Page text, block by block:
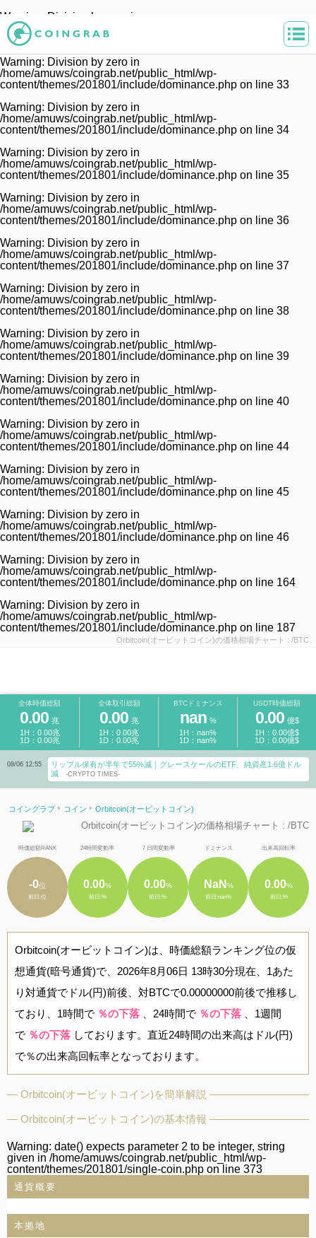
Warning
: Division by zero in
/home/amuws/coingrab.net/public_html/wp-
content/themes/201801/include/dominance.php
32
Warning: Division by zero in
/home/amuws/coingrab.net/public_html/wp-
content/themes/201801/include/dominance.php on line 33
Warning: Division by zero in
/home/amuws/coingrab.net/public_html/wp-
content/themes/201801/include/dominance.php on line 34
Warning: Division by zero in
/home/amuws/coingrab.net/public_html/wp-
content/themes/201801/include/dominance.php on line 35
Warning: Division by zero in
/home/amuws/coingrab.net/public_html/wp-
content/themes/201801/include/dominance.php on line 36
Warning: Division by zero in
/home/amuws/coingrab.net/public_html/wp-
content/themes/201801/include/dominance.php on line 37
Warning: Division by zero in
/home/amuws/coingrab.net/public_html/wp-
content/themes/201801/include/dominance.php on line 38
Warning: Division by zero in
/home/amuws/coingrab.net/public_html/wp-
content/themes/201801/include/dominance.php on line 39
Warning: Division by zero in
/home/amuws/coingrab.net/public_html/wp-
content/themes/201801/include/dominance.php on line 40
Warning: Division by zero in
/home/amuws/coingrab.net/public_html/wp-
content/themes/201801/include/dominance.php on line 44
Warning: Division by zero in
/home/amuws/coingrab.net/public_html/wp-
content/themes/201801/include/dominance.php on line 45
Warning: Division by zero in
/home/amuws/coingrab.net/public_html/wp-
content/themes/201801/include/dominance.php on line 46
Warning: Division by zero in
/home/amuws/coingrab.net/public_html/wp-
content/themes/201801/include/dominance.php on line 164
Warning: Division by zero in
/home/amuws/coingrab.net/public_html/wp-
content/themes/201801/include/dominance.php on line 187
Orbitcoin(オービットコイン)の価格相場チャート : /BTC
全体時価総額 全体取引総額 BTCドミナンス USDT時価総額
0.00 兆
1H：0.00兆
1D：0.00兆
0.00 兆
1H：0.00兆
1D：0.00兆
nan %
1H：nan%
1D：nan%
0.00 億$
1H：0.00億$
1D：0.00億$
08/06 12:55
リップル保有が半年で55%減｜グレースケールのETF、純資産1.6億ドル
減
-CRYPTO TIMES-
コイングラブ コイン Orbitcoin(オービットコイン)
Orbitcoin(オービットコイン)の価格相場チャート : /BTC
時価総額RANK
-0位
前日:位
24時間変動率
0.00%
前日:%
７日間変動率
0.00%
前日:%
ドミナンス
NaN %
前日:nan%
出来高回転率
0.00%
前日:%
Orbitcoin(オービットコイン)は、時価総額ランキング位の仮
想通貨(暗号通貨)で、2026年8月06日 13時30分現在、1あた
り対通貨でドル(円)前後、対BTCで0.00000000前後で推移し
ており、1時間で ％の下落 、24時間で ％の下落
、1週間
で ％の下落 しております。直近24時間の出来高はドル(円)
で％の出来高回転率となっております。
Orbitcoin(オービットコイン)を簡単解説
Orbitcoin(オービットコイン)の基本情報
Warning: date() expects parameter 2 to be integer, string
given in /home/amuws/coingrab.net/public_html/wp-
content/themes/201801/single-coin.php on line 373
通貨概要
本拠地